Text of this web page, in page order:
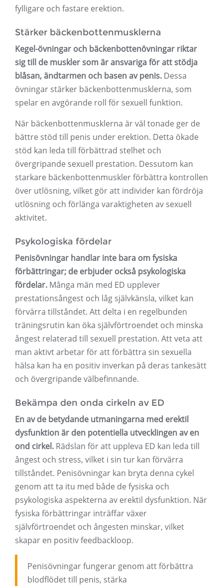
fylligare och fastare erektion.
Stärker bäckenbottenmusklerna
Kegel-övningar och bäckenbottenövningar riktar
sig till de muskler som är ansvariga för att stödja
blåsan, ändtarmen och basen av penis. Dessa
övningar stärker bäckenbottenmusklerna, som
spelar en avgörande roll för sexuell funktion.
När bäckenbottenmusklerna är väl tonade ger de
bättre stöd till penis under erektion. Detta ökade
stöd kan leda till förbättrad stelhet och
övergripande sexuell prestation. Dessutom kan
starkare bäckenbottenmuskler förbättra kontrollen
över utlösning, vilket gör att individer kan fördröja
utlösning och förlänga varaktigheten av sexuell
aktivitet.
Psykologiska fördelar
Penisövningar handlar inte bara om fysiska
förbättringar; de erbjuder också psykologiska
fördelar. Många män med ED upplever
prestationsångest och låg självkänsla, vilket kan
förvärra tillståndet. Att delta i en regelbunden
träningsrutin kan öka självförtroendet och minska
ångest relaterad till sexuell prestation. Att veta att
man aktivt arbetar för att förbättra sin sexuella
hälsa kan ha en positiv inverkan på deras tankesätt
och övergripande välbefinnande.
Bekämpa den onda cirkeln av ED
En av de betydande utmaningarna med erektil
dysfunktion är den potentiella utvecklingen av en
ond cirkel. Rädslan för att uppleva ED kan leda till
ångest och stress, vilket i sin tur kan förvärra
tillståndet. Penisövningar kan bryta denna cykel
genom att ta itu med både de fysiska och
psykologiska aspekterna av erektil dysfunktion. När
fysiska förbättringar inträffar växer
självförtroendet och ångesten minskar, vilket
skapar en positiv feedbackloop.
Penisövningar fungerar genom att förbättra
blodflödet till penis, stärka